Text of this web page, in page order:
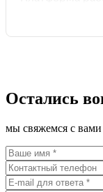
Остались
мы свяжемся с